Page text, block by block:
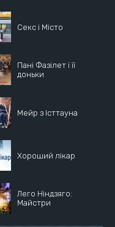
Секс і Місто
Пані Фазілет і її
доньки
Мейр з Істтауна
Хороший лікар
Лего Ніндзяго:
Майстри